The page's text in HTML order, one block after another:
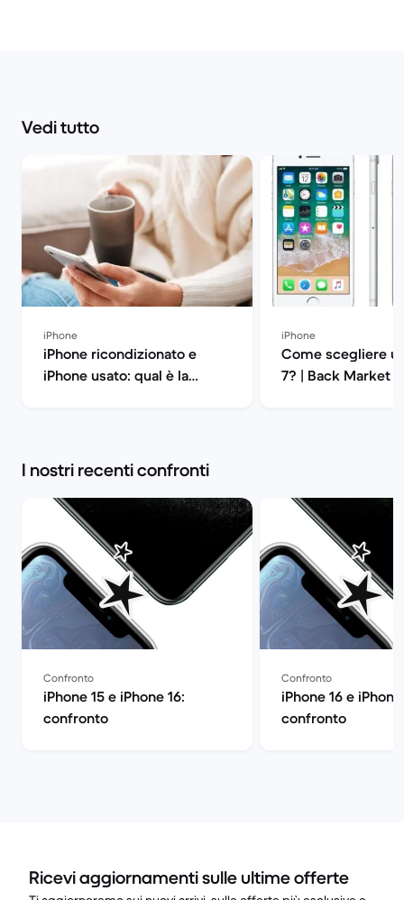
Vedi tutto
iPhone
iPhone ricondizionato e
iPhone usato: qual è la
iPhone
Come scegliere
7? | Back Market
I nostri recenti confronti
Confronto
iPhone 15 e iPhone 16:
confronto
Confronto
iPhone 16 e iPhone
confronto
Ricevi aggiornamenti sulle ultime offerte